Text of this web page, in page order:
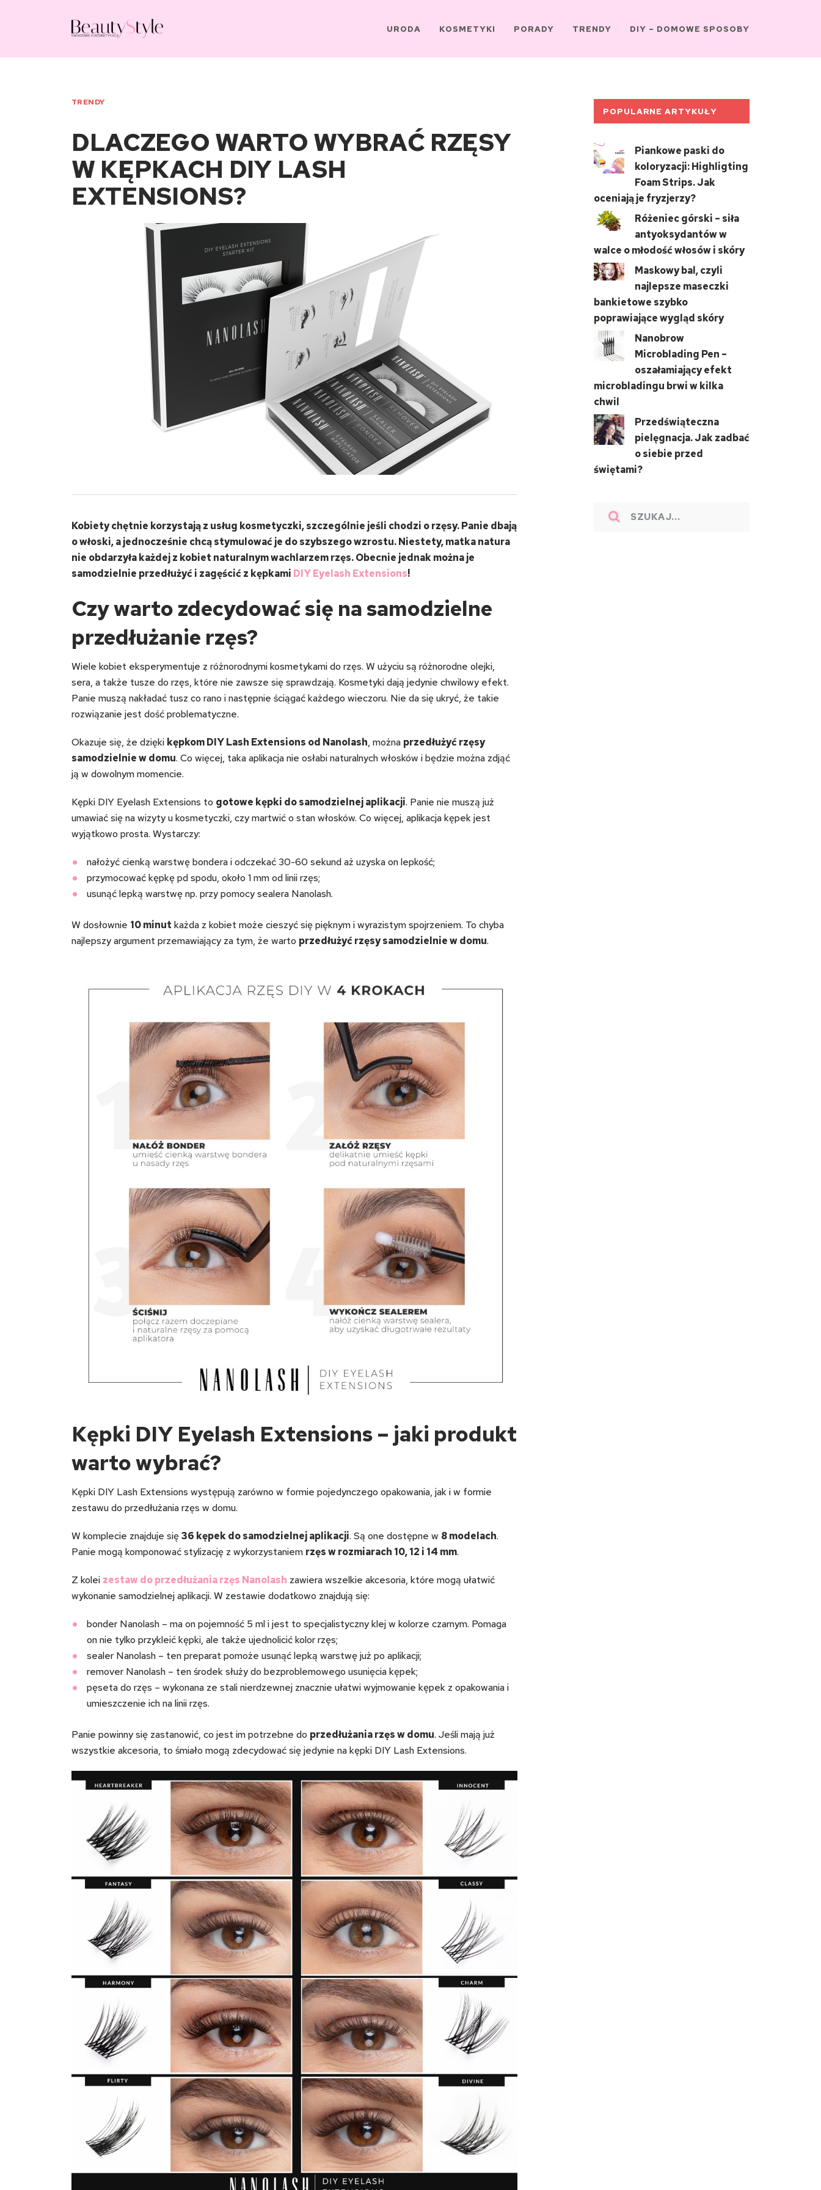
URODA KOSMETYKI PORADY TRENDY DIY – DOMOWE SPOSOBY
TRENDY
DLACZEGO WARTO WYBRAĆ RZĘSY
W KĘPKACH DIY LASH
EXTENSIONS?
Kobiety chętnie korzystają z usług kosmetyczki, szczególnie jeśli chodzi o rzęsy. Panie dbają
o włoski, a jednocześnie chcą stymulować je do szybszego wzrostu. Niestety, matka natura
nie obdarzyła każdej z kobiet naturalnym wachlarzem rzęs. Obecnie jednak można je
samodzielnie przedłużyć i zagęścić z kępkami DIY Eyelash Extensions!
Czy warto zdecydować się na samodzielne
przedłużanie rzęs?
Wiele kobiet eksperymentuje z różnorodnymi kosmetykami do rzęs. W użyciu są różnorodne olejki,
sera, a także tusze do rzęs, które nie zawsze się sprawdzają. Kosmetyki dają jedynie chwilowy efekt.
Panie muszą nakładać tusz co rano i następnie ściągać każdego wieczoru. Nie da się ukryć, że takie
rozwiązanie jest dość problematyczne.
Okazuje się, że dzięki kępkom DIY Lash Extensions od Nanolash, można przedłużyć rzęsy
samodzielnie w domu. Co więcej, taka aplikacja nie osłabi naturalnych włosków i będzie można zdjąć
ją w dowolnym momencie.
Kępki DIY Eyelash Extensions to gotowe kępki do samodzielnej aplikacji. Panie nie muszą już
umawiać się na wizyty u kosmetyczki, czy martwić o stan włosków. Co więcej, aplikacja kępek jest
wyjątkowo prosta. Wystarczy:
nałożyć cienką warstwę bondera i odczekać 30-60 sekund aż uzyska on lepkość;
przymocować kępkę pd spodu, około 1 mm od linii rzęs;
usunąć lepką warstwę np. przy pomocy sealera Nanolash.
W dosłownie 10 minut każda z kobiet może cieszyć się pięknym i wyrazistym spojrzeniem. To chyba
najlepszy argument przemawiający za tym, że warto przedłużyć rzęsy samodzielnie w domu.
Kępki DIY Eyelash Extensions – jaki produkt
warto wybrać?
Kępki DIY Lash Extensions występują zarówno w formie pojedynczego opakowania, jak i w formie
zestawu do przedłużania rzęs w domu.
W komplecie znajduje się36 kępek do samodzielnej aplikacji. Są one dostępne w 8 modelach.
Panie mogą komponować stylizację z wykorzystaniem rzęs w rozmiarach 10, 12 i 14 mm.
Z kolei zestaw do przedłużania rzęs Nanolash zawiera wszelkie akcesoria, które mogą ułatwić
wykonanie samodzielnej aplikacji. W zestawie dodatkowo znajdują się:
bonder Nanolash – ma on pojemność 5 ml i jest to specjalistyczny klej w kolorze czarnym. Pomaga
on nie tylko przykleić kępki, ale także ujednolicić kolor rzęs;
sealer Nanolash – ten preparat pomoże usunąć lepką warstwę już po aplikacji;
remover Nanolash – ten środek służy do bezproblemowego usunięcia kępek;
pęseta do rzęs – wykonana ze stali nierdzewnej znacznie ułatwi wyjmowanie kępek z opakowania i
umieszczenie ich na linii rzęs.
Panie powinny się zastanowić, co jest im potrzebne do przedłużania rzęs w domu. Jeśli mają już
wszystkie akcesoria, to śmiało mogą zdecydować się jedynie na kępki DIY Lash Extensions.
POPULARNE ARTYKUŁY
Piankowe paski do
koloryzacji: Highligting
Foam Strips. Jak
oceniają je fryzjerzy?
Różeniec górski – siła
antyoksydantów w
walce o młodość włosów i skóry
Maskowy bal, czyli
najlepsze maseczki
bankietowe szybko
poprawiające wygląd skóry
Nanobrow
Microblading Pen –
oszałamiający efekt
microbladingu brwi w kilka
chwil
Przedświąteczna
pielęgnacja. Jak zadbać
o siebie przed
świętami?